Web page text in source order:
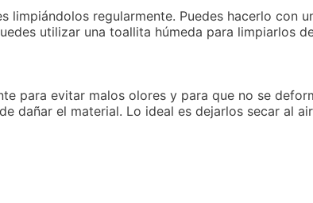
limpiándolos regularmente. Puedes hacerlo con
utilizar una toallita húmeda para limpiarlos
para evitar malos olores y para que no se
dañar el material. Lo ideal es dejarlos secar al